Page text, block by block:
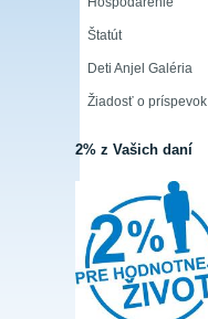
Štatút
Deti Anjel Galéria
Žiadosť o príspevok
2% z Vašich daní